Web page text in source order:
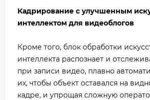
Кадрирование с улучшенным
интеллектом для видеоблогов
Кроме того, блок обработки
интеллекта распознает и
при записи видео, плавно
их, чтобы объект оставался на
кадре, и упрощая сложную